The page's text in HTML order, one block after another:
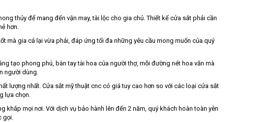
thủy để mang đến vận may, tài lộc cho gia chủ. Thiết kế cửa sắt phải cần
hơn.
mà gia cả lại vừa phải, đáp ứng tối đa những yêu cầu mong muốn của quý
tạo phong phú, bàn tay tài hoa của người thợ, mỗi đường nét hoa văn mà
người dùng.
lượng nhất. Cửa sắt mỹ thuật cnc có giá tuy cao hơn so với các loại cửa sắt
lựa chọn.
mọi nơi. Với dịch vụ bảo hành lên đến 2 năm, quý khách hoàn toàn yên
gọi.